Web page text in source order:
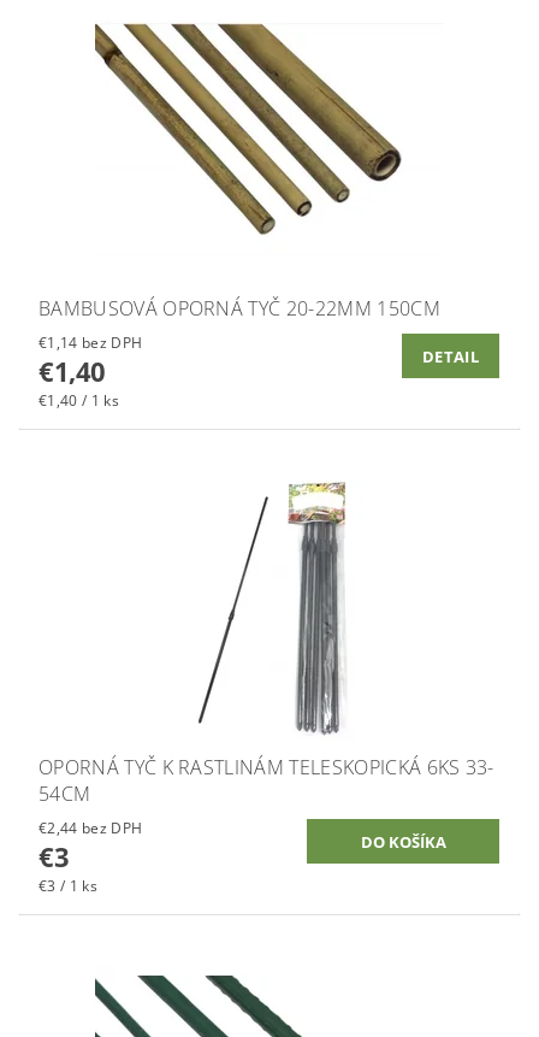
BAMBUSOVÁ OPORNÁ TYČ 20-22MM 150CM
€1,14 bez DPH
€1,40
€1,40 / 1 ks
DETAIL
OPORNÁ TYČ K RASTLINÁM TELESKOPICKÁ 6KS 33-
54CM
€2,44 bez DPH
€3
€3 / 1 ks